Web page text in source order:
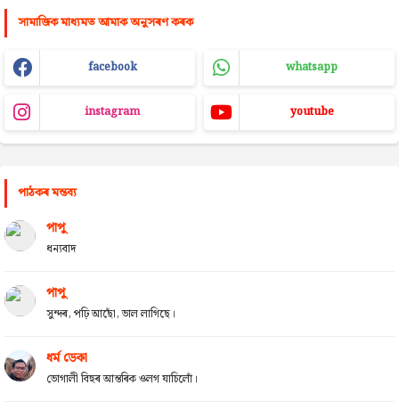
সামাজিক মাধ্যমত আমাক অনুসৰণ কৰক
facebook whatsapp
instagram youtube
পাঠকৰ মন্তব্য
পাপু
ধন্যবাদ
পাপু
সুন্দৰ, পঢ়ি আছোঁ, ভাল লাগিছে।
ধৰ্ম ডেকা
ভোগালী বিহুৰ আন্তৰিক ওলগ যাচিলোঁ।